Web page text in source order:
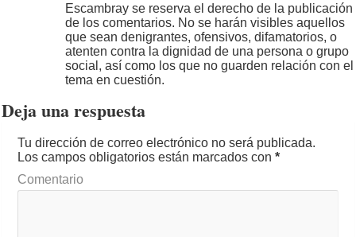
Escambray se reserva el derecho de la publicación
de los comentarios. No se harán visibles aquellos
que sean denigrantes, ofensivos, difamatorios, o
atenten contra la dignidad de una persona o grupo
social, así como los que no guarden relación con el
tema en cuestión.
Deja una respuesta
Tu dirección de correo electrónico no será publicada.
Los campos obligatorios están marcados con*
Comentario